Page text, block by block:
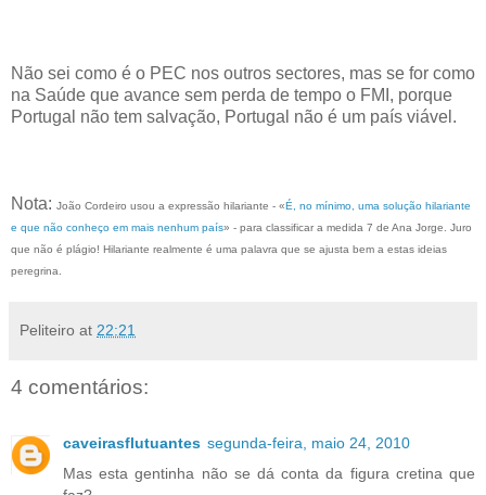
Não sei como é o PEC nos outros sectores, mas se for como
na Saúde que avance sem perda de tempo o FMI, porque
Portugal não tem salvação, Portugal não é um país viável.
Nota: João Cordeiro usou a expressão hilariante - «É, no mínimo, uma solução hilariante
e que não conheço em mais nenhum país» - para classificar a medida 7 de Ana Jorge. Juro
que não é plágio! Hilariante realmente é uma palavra que se ajusta bem a estas ideias
peregrina.
Peliteiro at 22:21
4 comentários:
caveirasflutuantes segunda-feira, maio 24, 2010
Mas esta gentinha não se dá conta da figura cretina que